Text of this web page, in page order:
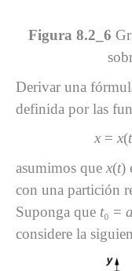
Figura 8.2_6
Derivar una
definida por las
x= x(t
asumimos que x(t)
con una partición
Suponga que t₀ = a
considere la